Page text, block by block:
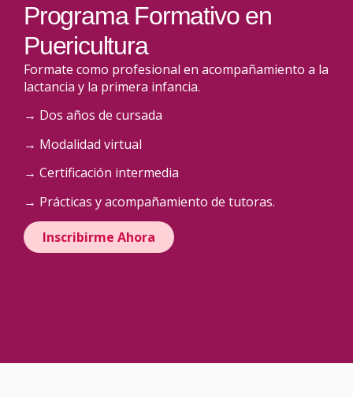
Programa Formativo en
Puericultura
Formate como profesional en acompañamiento a la
lactancia y la primera infancia.
→ Dos años de cursada
→ Modalidad virtual
→ Certificación intermedia
→ Prácticas y acompañamiento de tutoras.
Inscribirme Ahora